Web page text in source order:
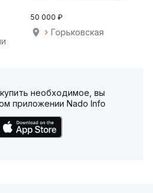
50 000 ₽
Горьковская
необходимое, вы
приложении Nado Info